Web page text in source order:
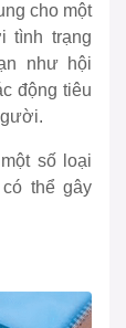
cho một
tình trạng
như hội
động tiêu
số loại
thể gây